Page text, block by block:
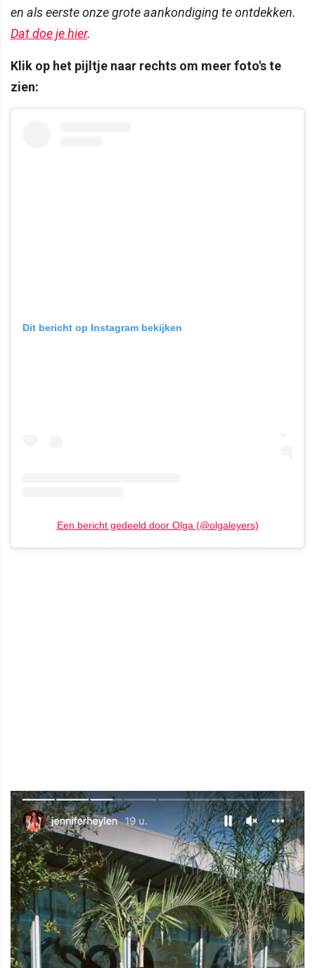
en als eerste onze grote aankondiging te ontdekken.
Dat doe je hier.
Klik op het pijltje naar rechts om meer foto's te
zien:
Dit bericht op Instagram bekijken
Een bericht gedeeld door Olga (@olgaleyers)